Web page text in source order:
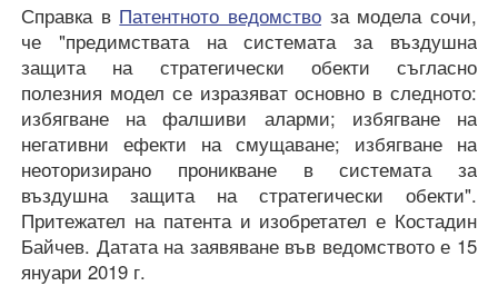
Справка в Патентното ведомство за модела сочи,
че "предимствата на системата за въздушна
защита на стратегически обекти съгласно
полезния модел се изразяват основно в следното:
избягване на фалшиви аларми; избягване на
негативни ефекти на смущаване; избягване на
неоторизирано проникване в системата за
въздушна защита на стратегически обекти".
Притежател на патента и изобретател е Костадин
Байчев. Датата на заявяване във ведомството е 15
януари 2019 г.